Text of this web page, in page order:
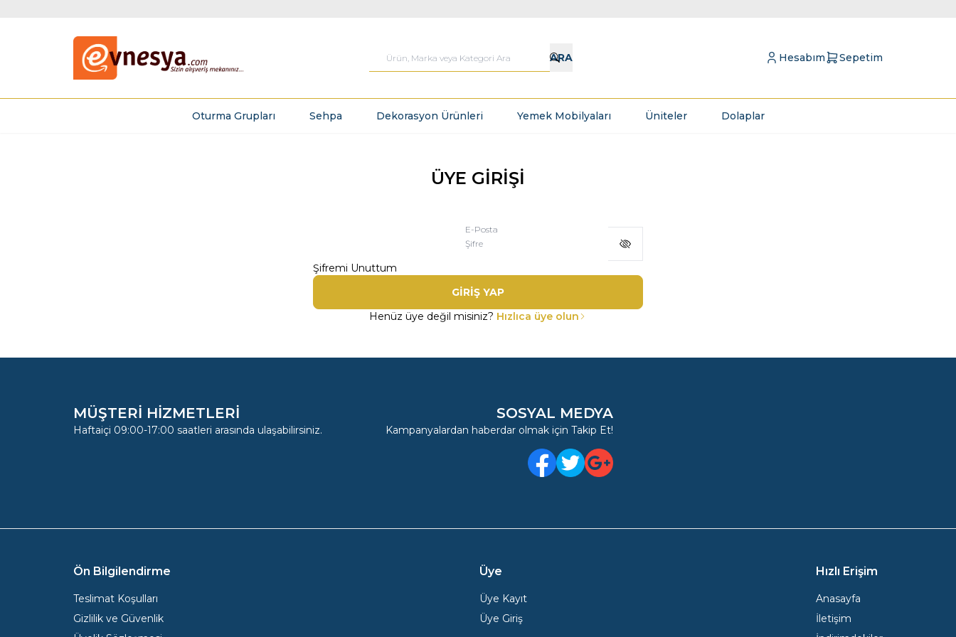
ARA Hesabım Sepetim
Oturma Grupları Sehpa Dekorasyon Ürünleri Yemek Mobilyaları Üniteler Dolaplar
ÜYE GİRİŞİ
E-Posta
Şifre
Şifremi Unuttum
GİRİŞ YAP
Henüz üye değil misiniz? Hızlıca üye olun
MÜŞTERİ HİZMETLERİ
Haftaiçi 09:00-17:00 saatleri arasında ulaşabilirsiniz.
SOSYAL MEDYA
Kampanyalardan haberdar olmak için Takip Et!
Facebook
TwitterGoogle Plus
Ön Bilgilendirme
Teslimat Koşulları
Gizlilik ve Güvenlik
Üye
Üye Kayıt
Üye Giriş
Hızlı Erişim
Anasayfa
İletişim